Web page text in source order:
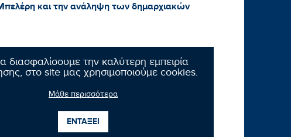
διασφαλίσουμε την καλύτερη εμπειρία
στο site μας χρησιμοποιούμε cookies.
Μάθε περισσότερα
ΕΝΤΑΞΕΙ
και την ανάληψη των δημαρχιακών